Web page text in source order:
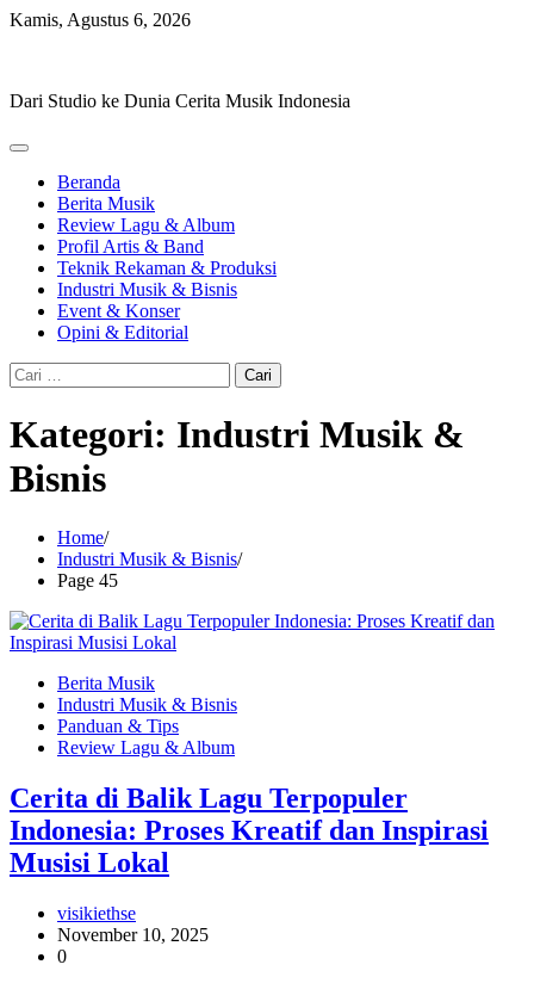
Skip
Kamis, Agustus 6, 2026
Dari Studio ke Dunia Cerita Musik Indonesia
Beranda
Berita Musik
Review Lagu & Album
Profil Artis & Band
Teknik Rekaman & Produksi
Industri Musik & Bisnis
Event & Konser
Opini & Editorial
Cari
untuk:
Kategori: Industri Musik &
Bisnis
Home
Industri Musik & Bisnis
Page 45
Berita Musik
Industri Musik & Bisnis
Panduan & Tips
Review Lagu & Album
Cerita di Balik Lagu Terpopuler
Indonesia: Proses Kreatif dan Inspirasi
Musisi Lokal
visikiethse
November 10, 2025
0